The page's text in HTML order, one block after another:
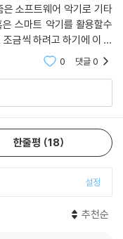
소프트웨어 악기로 기타
스마트 악기를 활용할수
금씩 하려고 하기에 이 책
관적이라 오히려 초기접
0 댓글0
한줄평 18
설정
추천순